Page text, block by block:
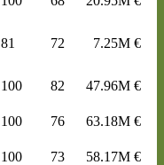
81 72 7.25M €
100 82 47.96M €
100 76 63.18M €
100 73 58.17M €